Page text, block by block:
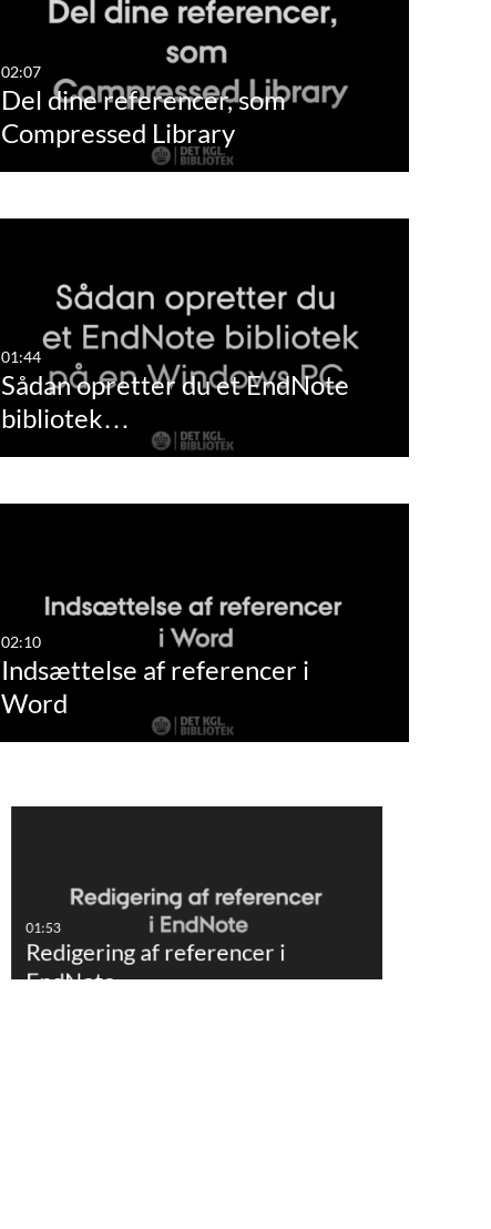
02:07
Del dine referencer, som
Compressed Library
01:44
Sådan opretter du et EndNote
bibliotek…
02:10
Indsættelse af referencer i
Word
01:53
Redigering af referencer i
EndNote